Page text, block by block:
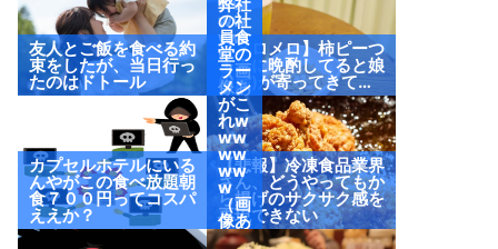
友人とご飯を食べる約
束をしたが、当日行っ
たのはドトール
【メロメロ】柿ピーつ
まみに晩酌してると娘
(2歳)が寄ってきて…
カプセルホテルにいる
んやがこの食べ放題朝
食７００円ってコスパ
ええか？
ww
ww
w
（画
像あ
り）
【悲報】冷凍食品業界
さん、どうやってもか
ら揚げのサクサク感を
再現できない
の社
員食
堂の
ラー
メン
がこ
れw
ww
ww
ww
w
（画
像あ
り）